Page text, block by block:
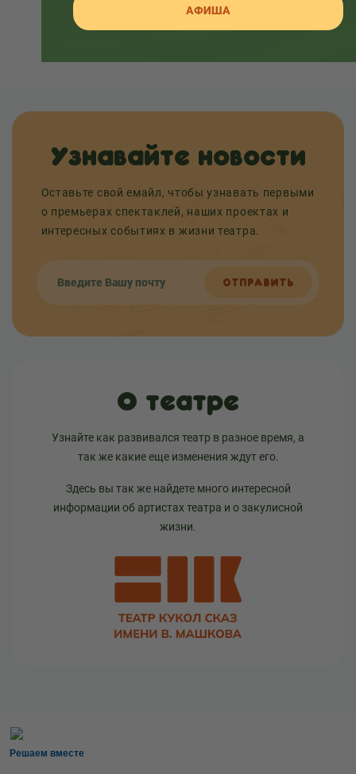
Узнавайте новости
Оставьте свой емайл, чтобы узнавать первыми
о премьерах спектаклей, наших проектах и
интересных событиях в жизни театра.
ОТПРАВИТЬ
О театре
Узнайте как развивался театр в разное время, а
так же какие еще изменения ждут его.
Здесь вы так же найдете много интересной
информации об артистах театра и о закулисной
жизни.
Решаем вместе
АФИША